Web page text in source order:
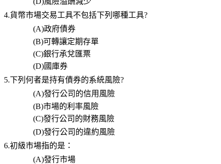
4.貨幣市場交易工具不包括下列哪種工具?
(A)政府債券
(B)可轉讓定期存單
(C)銀行承兌匯票
(D)國庫券
5.下列何者是持有債券的系統風險?
(A)發行公司的信用風險
(B)市場的利率風險
(C)發行公司的財務風險
(D)發行公司的違約風險
6.初級市場指的是：
(A)發行市場